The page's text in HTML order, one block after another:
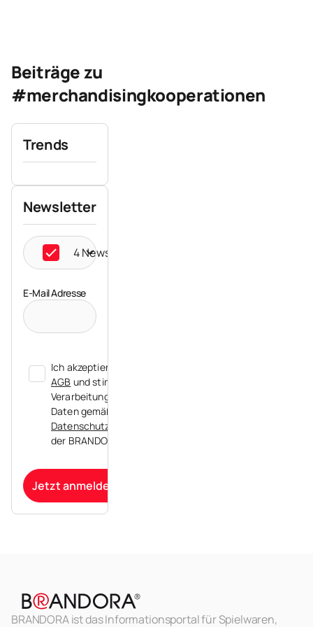
Beiträge zu
#merchandisingkooperationen
Trends
Newsletter
4 Newsletter ausgewählt
E-Mail Adresse
Ich akzeptiere die
AGB und stimme der
Verarbeitung meiner
Daten gemäß der
Datenschutzerklärung
der BRANDORA zu.
Jetzt anmelden
BRANDORA ist das Informationsportal für Spielwaren,